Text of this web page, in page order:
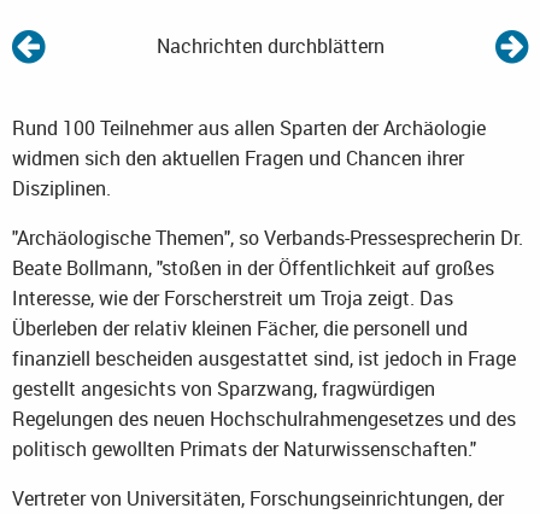
Nachrichten durchblättern
Rund 100 Teilnehmer aus allen Sparten der Archäologie
widmen sich den aktuellen Fragen und Chancen ihrer
Disziplinen.
"Archäologische Themen", so Verbands-Pressesprecherin Dr.
Beate Bollmann, "stoßen in der Öffentlichkeit auf großes
Interesse, wie der Forscherstreit um Troja zeigt. Das
Überleben der relativ kleinen Fächer, die personell und
finanziell bescheiden ausgestattet sind, ist jedoch in Frage
gestellt angesichts von Sparzwang, fragwürdigen
Regelungen des neuen Hochschulrahmengesetzes und des
politisch gewollten Primats der Naturwissenschaften."
Vertreter von Universitäten, Forschungseinrichtungen, der